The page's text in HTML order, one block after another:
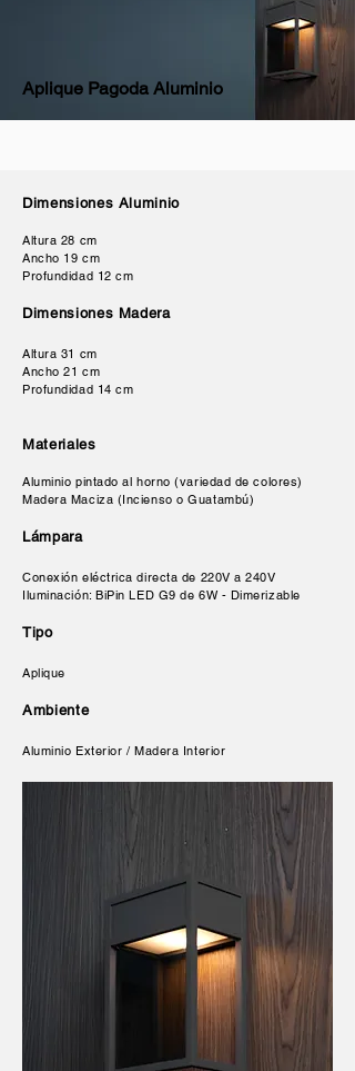
Aplique Pagoda Aluminio
Dimensiones Aluminio
Altura 28 cm
Ancho 19 cm
Profundidad 12 cm
Dimensiones Madera
Altura 31 cm
Ancho 21 cm
Profundidad 14 cm
Materiales
Aluminio pintado al horno (variedad de colores)
Madera Maciza (Incienso o Guatambú)
Lámpara
Conexión eléctrica directa de 220V a 240V
Iluminación: BiPin LED G9 de 6W - Dimerizable
Tipo
Aplique
Ambiente
Aluminio Exterior / Madera Interior